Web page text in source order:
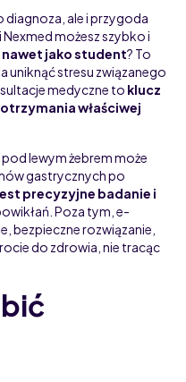
ale i przygoda
Nexmed możesz szybko i
jako student? To
uniknąć stresu związanego
medyczne to klucz
właściwej
lewym żebrem może
gastrycznych po
precyzyjne badanie i
Poza tym, e-
bezpieczne rozwiązanie,
do zdrowia, nie tracąc